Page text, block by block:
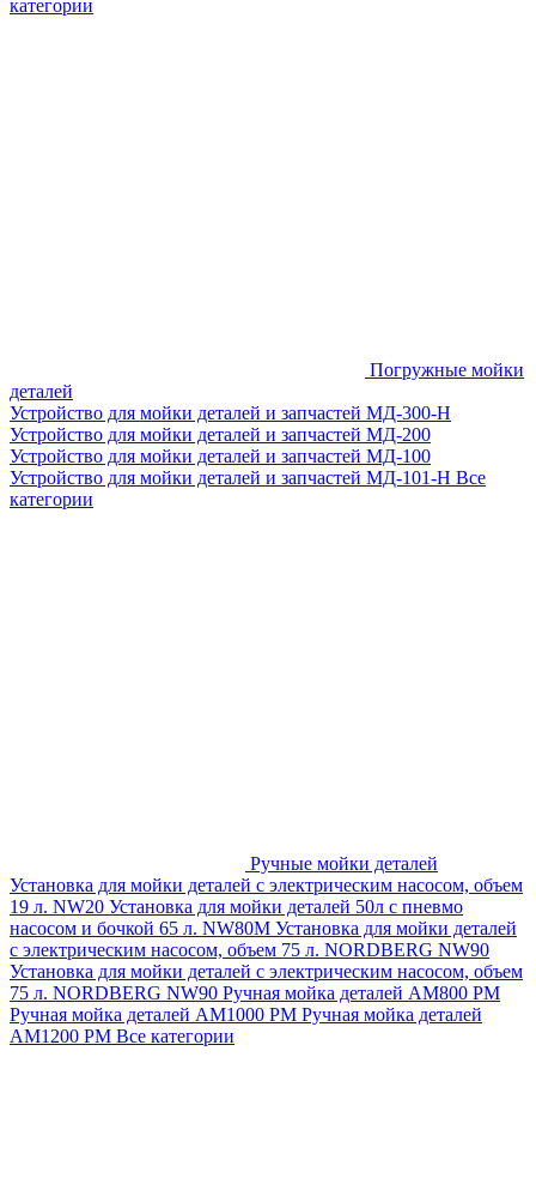
категории
Погружные мойки
деталей
Устройство для мойки деталей и запчастей МД-300-H
Устройство для мойки деталей и запчастей МД-200
Устройство для мойки деталей и запчастей МД-100
Устройство для мойки деталей и запчастей МД-101-Н Все
категории
Ручные мойки деталей
Установка для мойки деталей с электрическим насосом, объем
19 л. NW20 Установка для мойки деталей 50л с пневмо
насосом и бочкой 65 л. NW80M Установка для мойки деталей
с электрическим насосом, объем 75 л. NORDBERG NW90
Установка для мойки деталей с электрическим насосом, объем
75 л. NORDBERG NW90 Ручная мойка деталей АМ800 РМ
Ручная мойка деталей АМ1000 РМ Ручная мойка деталей
АМ1200 РМ Все категории